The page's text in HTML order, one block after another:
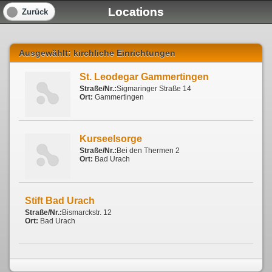
Locations
Zurück
Ausgewählt: kirchliche Einrichtungen
St. Leodegar Gammertingen
Straße/Nr.:Sigmaringer Straße 14
Ort: Gammertingen
Kurseelsorge
Straße/Nr.: Bei den Thermen 2
Ort: Bad Urach
Stift Bad Urach
Straße/Nr.: Bismarckstr. 12
Ort: Bad Urach